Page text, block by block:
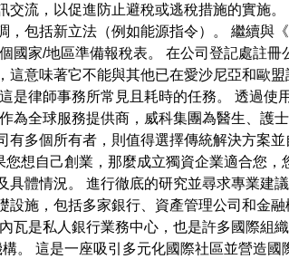
流，以促進防止避稅或逃稅措施的實施。
包括新立法（例如能源指令）。 繼續與
家/地區準備報稅表。 在公司登記處註冊
意味著它不能與其他已在愛沙尼亞和歐盟
是律師事務所常見且耗時的任務。 透過使
作為全球服務提供商，威科集團為醫生、護
多個所有者，則值得選擇傳統解決方案並
想自己創業，那麼成立獨資企業適合您，
體情況。 進行徹底的研究並尋求專業建
施，包括多家銀行、資產管理公司和金融
瓦是私人銀行業務中心，也是許多國際組
。 這是一座吸引多元化國際社區並營造國